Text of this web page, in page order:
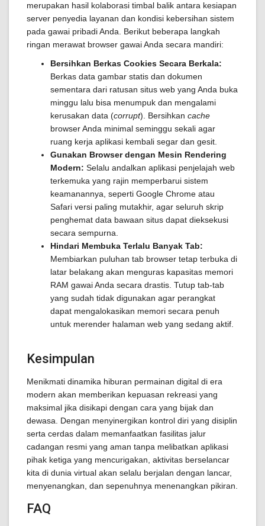
merupakan hasil kolaborasi timbal balik antara kesiapan
server penyedia layanan dan kondisi kebersihan sistem
pada gawai pribadi Anda. Berikut beberapa langkah
ringan merawat browser gawai Anda secara mandiri:
Bersihkan Berkas Cookies Secara Berkala:
Berkas data gambar statis dan dokumen
sementara dari ratusan situs web yang Anda buka
minggu lalu bisa menumpuk dan mengalami
kerusakan data (corrupt). Bersihkan cache
browser Anda minimal seminggu sekali agar
ruang kerja aplikasi kembali segar dan gesit.
Gunakan Browser dengan Mesin Rendering
Modern: Selalu andalkan aplikasi penjelajah web
terkemuka yang rajin memperbarui sistem
keamanannya, seperti Google Chrome atau
Safari versi paling mutakhir, agar seluruh skrip
penghemat data bawaan situs dapat dieksekusi
secara sempurna.
Hindari Membuka Terlalu Banyak Tab:
Membiarkan puluhan tab browser tetap terbuka di
latar belakang akan menguras kapasitas memori
RAM gawai Anda secara drastis. Tutup tab-tab
yang sudah tidak digunakan agar perangkat
dapat mengalokasikan memori secara penuh
untuk merender halaman web yang sedang aktif.
Kesimpulan
Menikmati dinamika hiburan permainan digital di era
modern akan memberikan kepuasan rekreasi yang
maksimal jika disikapi dengan cara yang bijak dan
dewasa. Dengan menyinergikan kontrol diri yang disiplin
serta cerdas dalam memanfaatkan fasilitas jalur
cadangan resmi yang aman tanpa melibatkan aplikasi
pihak ketiga yang mencurigakan, aktivitas berselancar
kita di dunia virtual akan selalu berjalan dengan lancar,
menyenangkan, dan sepenuhnya menenangkan pikiran.
FAQ